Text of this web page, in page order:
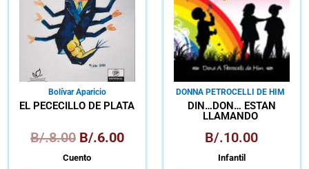
Bolívar Aparicio
EL PECECILLO DE PLATA
B/.8.00 B/.6.00
Cuento
DONNA PETROCELLI DE HIM
DIN…DON… ESTÁN
LLAMANDO
B/.10.00
Infantil